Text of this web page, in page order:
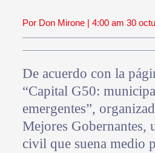
Por Don Mirone | 4:00 am 30
De acuerdo con la
“Capital G50:
emergentes”,
Mejores Gobernantes,
civil que suena medio